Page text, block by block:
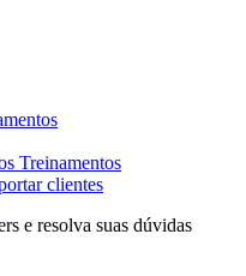
Treinamentos
clientes
e resolva suas dúvidas